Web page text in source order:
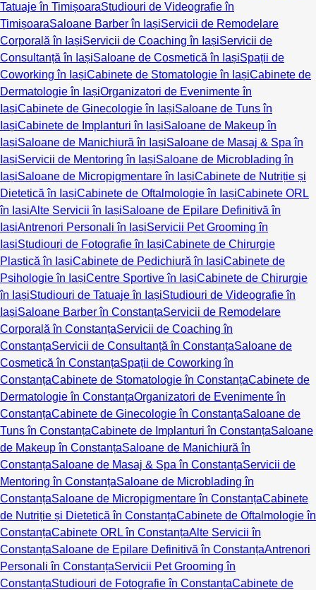
Tatuaje în TimișoaraStudiouri de Videografie în
TimișoaraSaloane Barber în IașiServicii de Remodelare
Corporală în IașiServicii de Coaching în IașiServicii de
Consultanță în IașiSaloane de Cosmetică în IașiSpații de
Coworking în IașiCabinete de Stomatologie în IașiCabinete de
Dermatologie în IașiOrganizatori de Evenimente în
IașiCabinete de Ginecologie în IașiSaloane de Tuns în
IașiCabinete de Implanturi în IașiSaloane de Makeup în
IașiSaloane de Manichiură în IașiSaloane de Masaj & Spa în
IașiServicii de Mentoring în IașiSaloane de Microblading în
IașiSaloane de Micropigmentare în IașiCabinete de Nutriție și
Dietetică în IașiCabinete de Oftalmologie în IașiCabinete ORL
în IașiAlte Servicii în IașiSaloane de Epilare Definitivă în
IașiAntrenori Personali în IașiServicii Pet Grooming în
IașiStudiouri de Fotografie în IașiCabinete de Chirurgie
Plastică în IașiCabinete de Pedichiură în IașiCabinete de
Psihologie în IașiCentre Sportive în IașiCabinete de Chirurgie
în IașiStudiouri de Tatuaje în IașiStudiouri de Videografie în
IașiSaloane Barber în ConstanțaServicii de Remodelare
Corporală în ConstanțaServicii de Coaching în
ConstanțaServicii de Consultanță în ConstanțaSaloane de
Cosmetică în ConstanțaSpații de Coworking în
ConstanțaCabinete de Stomatologie în ConstanțaCabinete de
Dermatologie în ConstanțaOrganizatori de Evenimente în
ConstanțaCabinete de Ginecologie în ConstanțaSaloane de
Tuns în ConstanțaCabinete de Implanturi în ConstanțaSaloane
de Makeup în ConstanțaSaloane de Manichiură în
ConstanțaSaloane de Masaj & Spa în ConstanțaServicii de
Mentoring în ConstanțaSaloane de Microblading în
ConstanțaSaloane de Micropigmentare în ConstanțaCabinete
de Nutriție și Dietetică în ConstanțaCabinete de Oftalmologie în
ConstanțaCabinete ORL în ConstanțaAlte Servicii în
ConstanțaSaloane de Epilare Definitivă în ConstanțaAntrenori
Personali în ConstanțaServicii Pet Grooming în
ConstanțaStudiouri de Fotografie în ConstanțaCabinete de